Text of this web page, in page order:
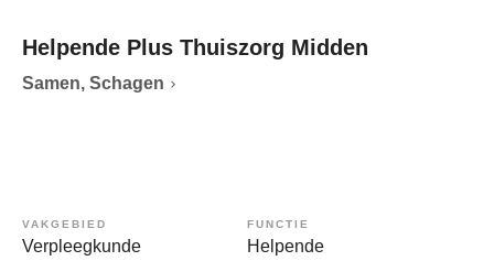
Helpende Plus Thuiszorg Midden
Samen, Schagen
VAKGEBIED
Verpleegkunde
FUNCTIE
Helpende